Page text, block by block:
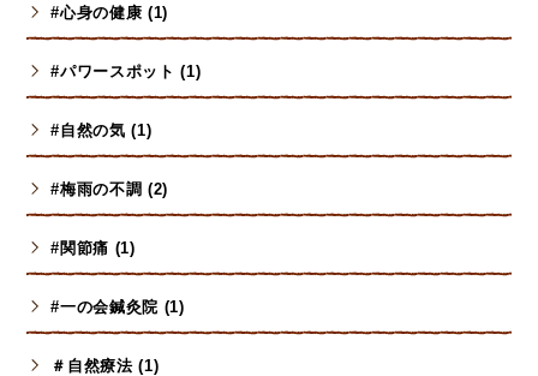
#心身の健康 (1)
#パワースポット (1)
#自然の気 (1)
#梅雨の不調 (2)
#関節痛 (1)
#一の会鍼灸院 (1)
＃自然療法 (1)